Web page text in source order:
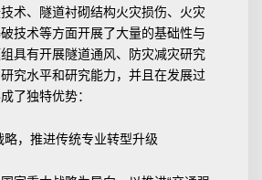
术、隧道衬砌结构火灾损伤、火灾
技术等方面开展了大量的基础性与
具有开展隧道通风、防灾减灾研究
究水平和研究能力，并且在发展过
了独特优势：
，推进传统专业转型升级